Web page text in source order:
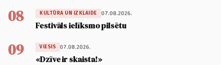
08 KULTŪRA UN IZKLAIDE 07.08.2026.
Festivāls ielīksmo pilsētu
09 VIESIS 07.08.2026.
«Dzīve ir skaista!»